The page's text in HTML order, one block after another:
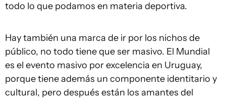
todo lo que podamos en materia deportiva.
Hay también una marca de ir por los nichos de
público, no todo tiene que ser masivo. El Mundial
es el evento masivo por excelencia en Uruguay,
porque tiene además un componente identitario y
cultural, pero después están los amantes del